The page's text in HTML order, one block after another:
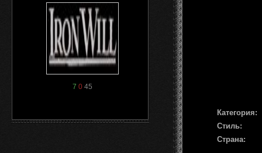
7 0 45
Категория:
Стиль:
Страна: